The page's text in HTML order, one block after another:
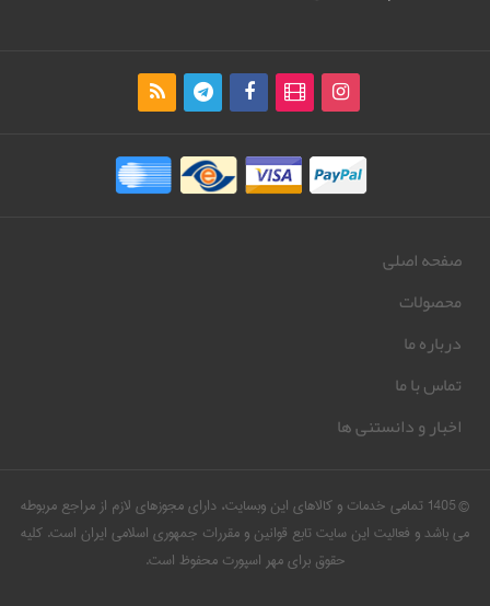
صفحه اصلی
محصولات
درباره ما
تماس با ما
اخبار و دانستنی ها
© 1405 تمامی خدمات و کالاهای این وبسایت، دارای مجوزهای لازم از مراجع مربوطه
می باشد و فعالیت این سایت تابع قوانین و مقررات جمهوری اسلامی ایران است. کلیه
حقوق برای مهر اسپورت محفوظ است.